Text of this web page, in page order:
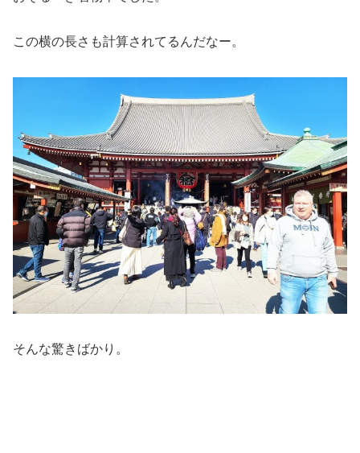
この横の長さも計算されてるんだなー。
そんな驚きばかり。